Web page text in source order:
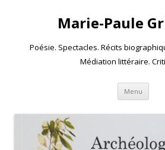
Marie-Paule
Poésie. Spectacles. Récits
Médiation littéraire.
Menu